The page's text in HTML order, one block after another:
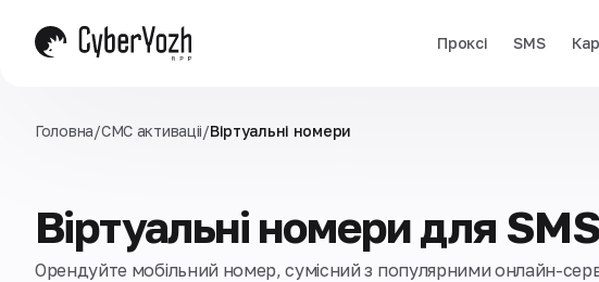
Проксі SMS
Головна/СМС активаціi/Віртуальні номери
Віртуальні номери для SMS
Орендуйте мобільний номер, сумісний з популярними онлайн-